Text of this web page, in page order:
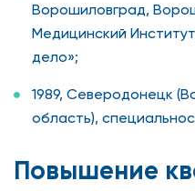
Ворошиловград,
Медицинский
дело»;
1989, Северодонецк
область),
Повышение